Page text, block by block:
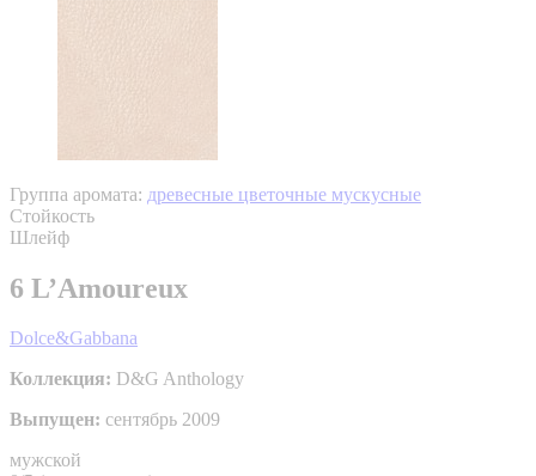
Группа аромата: древесные цветочные мускусные
Стойкость
Шлейф
6 L’Amoureux
Dolce&Gabbana
Коллекция: D&G Anthology
Выпущен: сентябрь 2009
мужской